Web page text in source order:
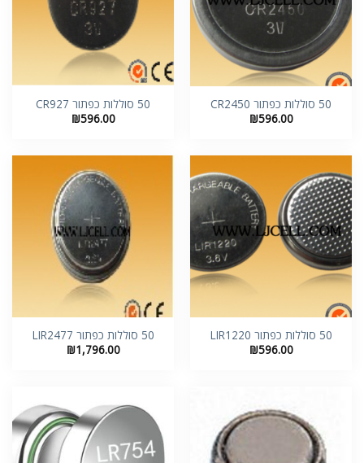
50 סוללות כפתור CR2450
₪596.00
50 סוללות כפתור CR927
₪596.00
50 סוללות כפתור LIR1220
₪596.00
50 סוללות כפתור LIR2477
₪1,796.00